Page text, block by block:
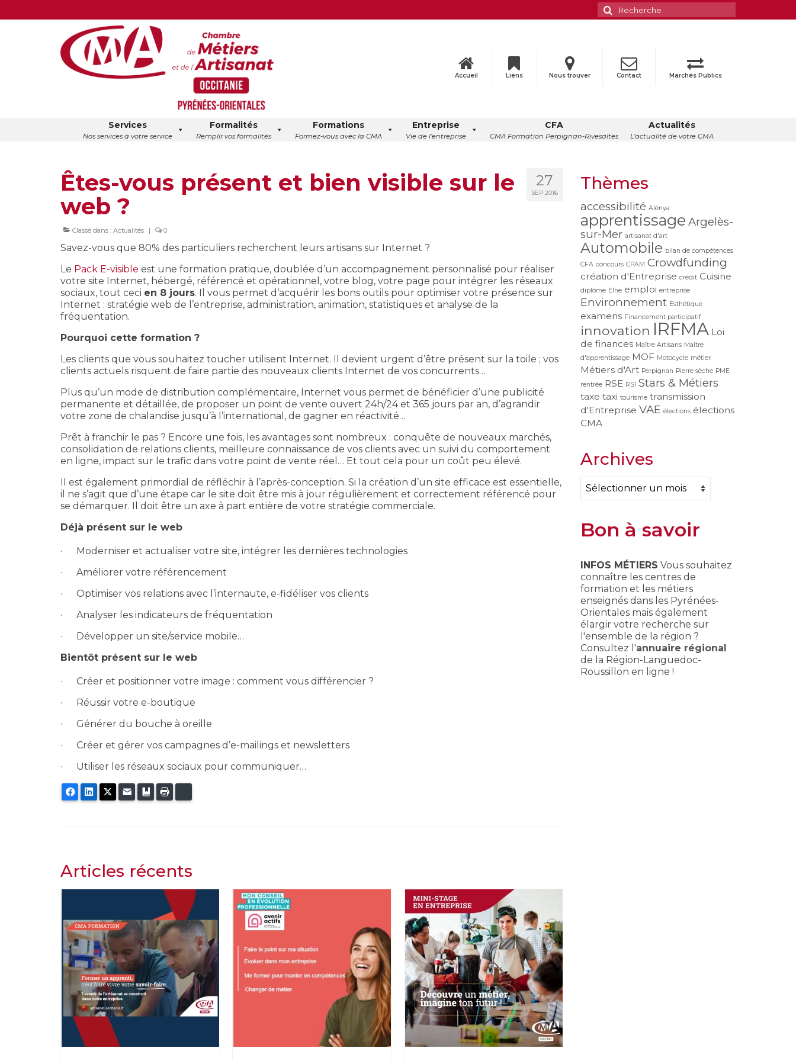
Rechercher
:
Accueil Liens Nous trouver Contact Marchés Publics
Services
Nos services à votre service
Formalités
Remplir vos formalités
Formations
Formez-vous avec la CMA
Entreprise
Vie de l’entreprise
CFA
CMA Formation Perpignan-Rivesaltes
Actualités
L’actualité de votre CMA
27
SEP 2016
Êtes-vous présent et bien visible sur le
web ?
Classé dans : Actualités | 0
Savez-vous que 80% des particuliers recherchent leurs artisans sur Internet ?
Le Pack E-visible est une formation pratique, doublée d’un accompagnement personnalisé pour réaliser
votre site Internet, hébergé, référencé et opérationnel, votre blog, votre page pour intégrer les réseaux
sociaux, tout ceci en 8 jours. Il vous permet d’acquérir les bons outils pour optimiser votre présence sur
Internet : stratégie web de l’entreprise, administration, animation, statistiques et analyse de la
fréquentation.
Pourquoi cette formation ?
Les clients que vous souhaitez toucher utilisent Internet. Il devient urgent d’être présent sur la toile ; vos
clients actuels risquent de faire partie des nouveaux clients Internet de vos concurrents…
Plus qu’un mode de distribution complémentaire, Internet vous permet de bénéficier d’une publicité
permanente et détaillée, de proposer un point de vente ouvert 24h/24 et 365 jours par an, d’agrandir
votre zone de chalandise jusqu’à l’international, de gagner en réactivité…
Prêt à franchir le pas ? Encore une fois, les avantages sont nombreux : conquête de nouveaux marchés,
consolidation de relations clients, meilleure connaissance de vos clients avec un suivi du comportement
en ligne, impact sur le trafic dans votre point de vente réel… Et tout cela pour un coût peu élevé.
Il est également primordial de réfléchir à l’après-conception. Si la création d’un site efficace est essentielle,
il ne s’agit que d’une étape car le site doit être mis à jour régulièrement et correctement référencé pour
se démarquer. Il doit être un axe à part entière de votre stratégie commerciale.
Déjà présent sur le web
· Moderniser et actualiser votre site, intégrer les dernières technologies
· Améliorer votre référencement
· Optimiser vos relations avec l’internaute, e-fidéliser vos clients
· Analyser les indicateurs de fréquentation
· Développer un site/service mobile…
Bientôt présent sur le web
· Créer et positionner votre image : comment vous différencier ?
· Réussir votre e-boutique
· Générer du bouche à oreille
· Créer et gérer vos campagnes d’e-mailings et newsletters
· Utiliser les réseaux sociaux pour communiquer…
FacebookLinkedInTwitter
E-mail Ajouter aux favoris
Articles récents
Thèmes
accessibilité Alénya
apprentissage Argelès-
sur-Mer artisanat d'art
Automobile bilan de compétences
CFA concours CPAM Crowdfunding
création d'Entreprise crédit Cuisine
diplôme Elne emploi entreprise
Environnement Esthétique
examens Financement participatif
innovation IRFMA Loi
de finances Maître Artisans Maître
d'apprentissage MOF Motocycle métier
Métiers d'Art Perpignan Pierre sèche PME
rentrée RSE RSI Stars & Métiers
taxe taxi tourisme transmission
d'Entreprise VAE élections élections
CMA
Archives
Archives
Bon à savoir
INFOS MÉTIERS Vous souhaitez
connaître les centres de
formation et les métiers
enseignés dans les Pyrénées-
Orientales mais également
élargir votre recherche sur
l'ensemble de la région ?
Consultez l'annuaire régional
de la Région-Languedoc-
Roussillon en ligne !